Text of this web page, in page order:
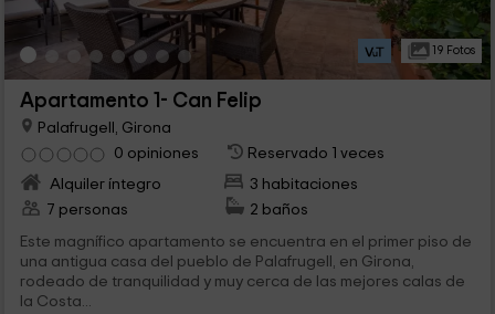
19 Fotos
Apartamento 1- Can Felip
Palafrugell, Girona
0 opiniones
Reservado 1 veces
Alquiler íntegro
3 habitaciones
7 personas
2 baños
Este magnífico apartamento se encuentra en el primer piso de
una antigua casa del pueblo de Palafrugell, en Girona,
rodeado de tranquilidad y muy cerca de las mejores calas de
la Costa...